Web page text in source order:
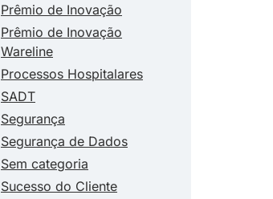
Prêmio de Inovação
Prêmio de Inovação
Wareline
Processos Hospitalares
SADT
Segurança
Segurança de Dados
Sem categoria
Sucesso do Cliente